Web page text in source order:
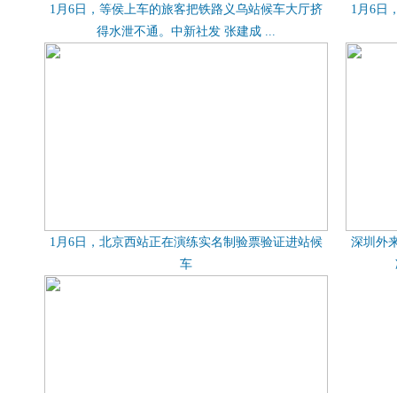
1月6日，等侯上车的旅客把铁路义乌站候车大厅挤
得水泄不通。中新社发 张建成 ...
1月6日
1月6日，北京西站正在演练实名制验票验证进站候
车
深圳外